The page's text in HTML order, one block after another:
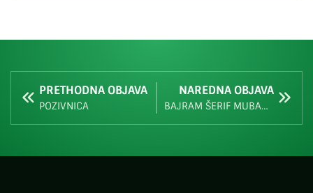
PRETHODNA OBJAVA
POZIVNICA
NAREDNA OBJAVA
BAJRAM ŠERIF MUBAREK OLSUN